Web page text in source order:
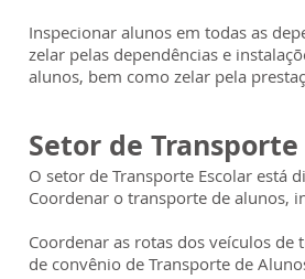
Inspecionar alunos em todas as
zelar pelas dependências e
alunos, bem como zelar pela
Setor de Transporte
O setor de Transporte Escolar está
Coordenar o transporte de alunos,
Coordenar as rotas dos veículos
de convênio de Transporte de